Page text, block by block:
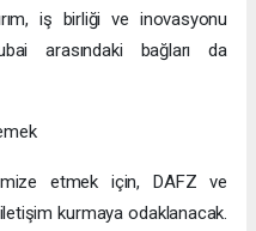
iş birliği ve inovasyonu
arasındaki bağları da
etmek için, DAFZ ve
kurmaya odaklanacak.